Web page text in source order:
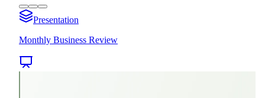
Presentation
Monthly Business Review